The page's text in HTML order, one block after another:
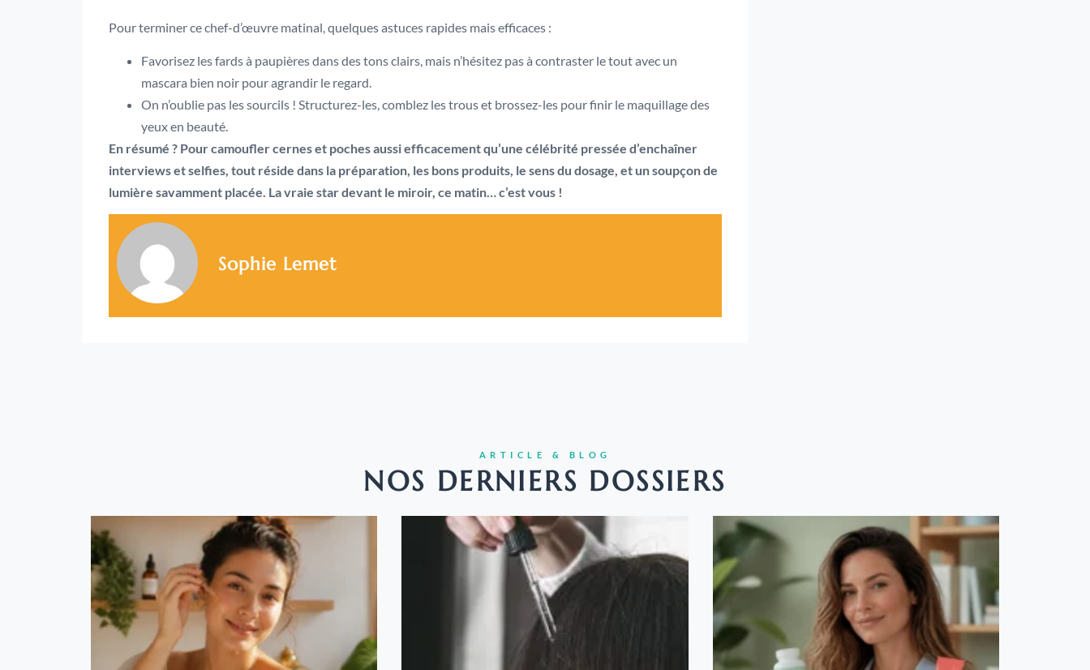
Pour terminer ce chef-d’œuvre matinal, quelques astuces rapides mais efficaces :
Favorisez les fards à paupières dans des tons clairs, mais n’hésitez pas à contraster le tout avec un
mascara bien noir pour agrandir le regard.
On n’oublie pas les sourcils ! Structurez-les, comblez les trous et brossez-les pour finir le maquillage des
yeux en beauté.
En résumé ? Pour camoufler cernes et poches aussi efficacement qu’une célébrité pressée d’enchaîner
interviews et selfies, tout réside dans la préparation, les bons produits, le sens du dosage, et un soupçon de
lumière savamment placée. La vraie star devant le miroir, ce matin… c’est vous !
Sophie Lemet
ARTICLE & BLOG
NOS DERNIERS DOSSIERS